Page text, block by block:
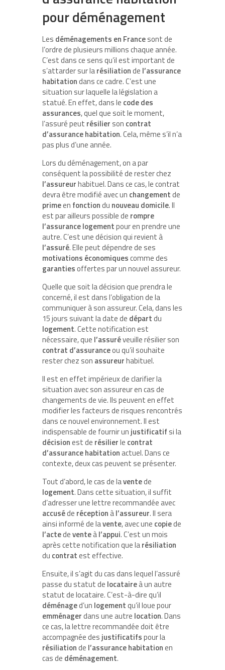
pour déménagement
Les déménagements en Francesont de
l’ordre de plusieurs millions chaque année.
C’est dans ce sens qu’il est important de
s’attarder sur larésiliationde l’assurance
habitationdans ce cadre. C’est une
situation sur laquelle la législation a
statué. En effet, dans le codedes
assurances, quel que soit le moment,
l’assuré peut résilier son contrat
d’assurance habitation. Cela, même s’il n’a
pas plus d’une année.
Lors du déménagement, on a par
conséquent la possibilité de rester chez
l’assureurhabituel. Dans ce cas, le contrat
devra être modifié avec un changementde
primeen fonctiondu nouveau domicile. Il
est par ailleurs possible de rompre
l’assurancelogementpour en prendre une
autre. C’est une décision qui revient à
l’assuré. Elle peut dépendre de ses
motivations économiquescomme des
garantiesoffertes par un nouvel assureur.
Quelle que soit la décision que prendra le
concerné, il est dans l’obligation de la
communiquer à son assureur. Cela, dans les
15 jours suivant la date de départdu
logement. Cette notification est
nécessaire, que l’assuréveuille résilier son
contrat d’assuranceou qu’il souhaite
rester chez son assureurhabituel.
Il est en effet impérieux de clarifier la
situation avec son assureur en cas de
changements de vie. Ils peuvent en effet
modifier les facteurs de risques rencontrés
dans ce nouvel environnement. Il est
indispensable de fournir un justificatif si la
décisionest de résilierle contrat
d’assurancehabitation actuel. Dans ce
contexte, deux cas peuvent se présenter.
Tout d’abord, le cas de laventede
logement. Dans cette situation, il suffit
d’adresser une lettre recommandée avec
accuséde réception àl’assureur. Il sera
ainsi informé de lavente, avec une copiede
l’actedeventeàl’appui. C’est un mois
après cette notification que larésiliation
du contratest effective.
Ensuite, il s’agit du cas dans lequel l’assuré
passe du statut de locataireà un autre
statut de locataire. C’est-à-dire qu’il
déménaged’un logementqu’il loue pour
emménagerdans une autre location. Dans
ce cas, la lettre recommandée doit être
accompagnée des justificatifspour la
résiliationde l’assurancehabitationen
cas de déménagement.